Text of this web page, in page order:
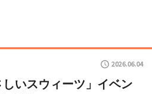
2026.06.04
いスウィーツ」イベン